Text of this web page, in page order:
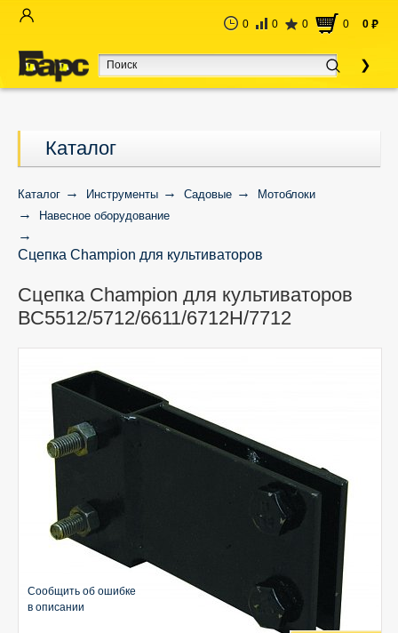
0 0 0 0 0 руб
Каталог
Каталог Инструменты Садовые
Мотоблоки
Навесное оборудование
Сцепка Champion для культиваторов
Сцепка Champion для культиваторов
ВС5512/5712/6611/6712Н/7712
Сообщить об ошибке
в описании